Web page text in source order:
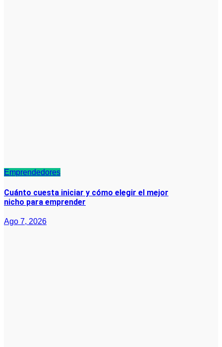
Emprendedores
Cuánto cuesta iniciar y cómo elegir el mejor
nicho para emprender
Ago 7, 2026